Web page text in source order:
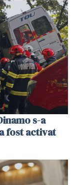
s-a
fost activat